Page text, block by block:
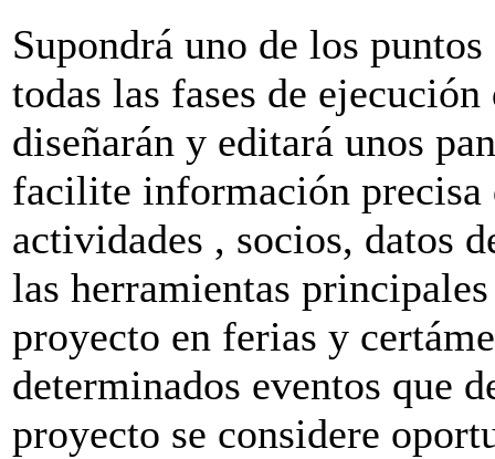
Supondrá uno de los
todas las fases de
diseñarán y editará unos
facilite información precisa
actividades , socios, datos
las herramientas
proyecto en ferias y
determinados eventos que
proyecto se considere